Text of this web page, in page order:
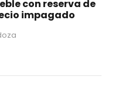
con reserva de
impagado